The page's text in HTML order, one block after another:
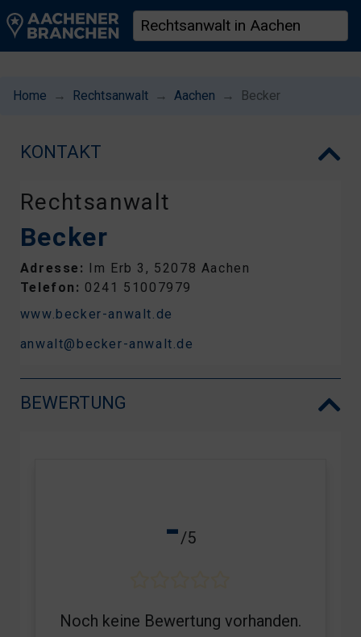
Home Rechtsanwalt Aachen Becker
KONTAKT
Rechtsanwalt
Becker
Adresse: Im Erb 3, 52078 Aachen
Telefon: 0241 51007979
www.becker-anwalt.de
anwalt@becker-anwalt.de
BEWERTUNG
-/5
Noch keine Bewertung vorhanden.